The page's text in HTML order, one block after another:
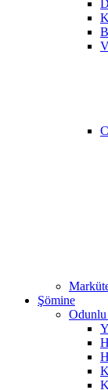
Şömine
Odunlu